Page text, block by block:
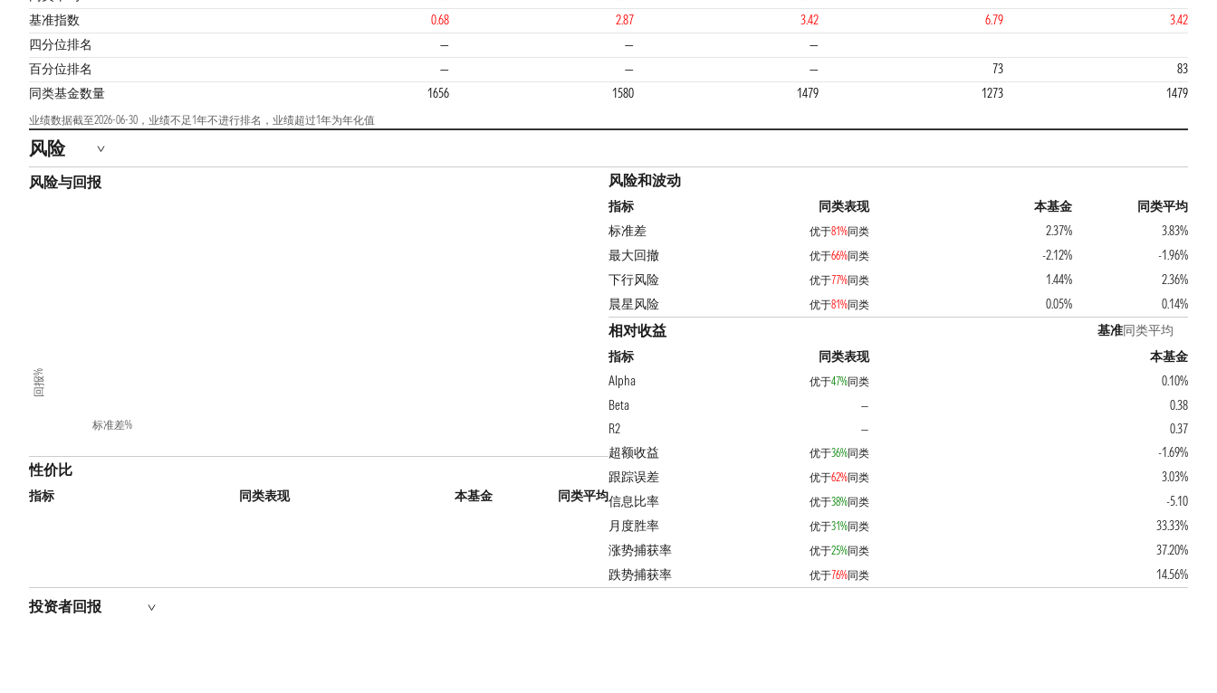
基准指数
0.68 2.87 3.42 6.79
3.42
四分位排名
— — —
3 4
百分位排名 — — — 73
83
同类基金数量
1656 1580 1479 1273 1479
业绩数据截至2026-06-30，业绩不足1年不进行排名，业绩超过1年为年化值
风险
风险与回报
标准差%
回报%
性价比
指标 同类表现 本基金 同类平均
风险和波动
指标 同类表现 本基金
同类平均
标准差
优于81%同类 2.37%
3.83%
最大回撤
优于66%同类 -2.12%
-1.96%
下行风险
优于77%同类 1.44%
2.36%
晨星风险
优于81%同类 0.05% 0.14%
相对收益 基准同类平均
指标
同类表现
本基金
Alpha
优于47%同类
0.10%
Beta
—
0.38
R2
—
0.37
超额收益
优于36%同类
-1.69%
跟踪误差
优于62%同类
3.03%
信息比率
优于38%同类
-5.10
月度胜率
优于31%同类
33.33%
涨势捕获率
优于25%同类
37.20%
跌势捕获率
优于76%同类 14.56%
投资者回报